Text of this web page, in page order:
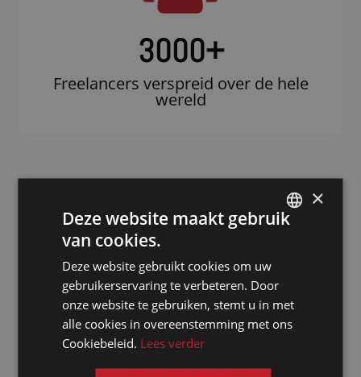
3000+
Freelancers verspreid over de hele
wereld
Doe beroep op
een erkende
notulist in
Riyad
FRENCH
×
Deze website maakt gebruik
van cookies.
Deze website gebruikt cookies om uw
gebruikerservaring te verbeteren. Door
onze website te gebruiken, stemt u in met
alle cookies in overeenstemming met ons
Cookiebeleid. Lees verder